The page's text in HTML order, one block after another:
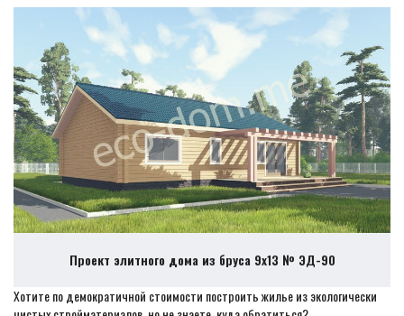
Проект элитного дома из бруса 9х13 № ЭД-90
Хотите по демократичной стоимости построить жилье из экологически